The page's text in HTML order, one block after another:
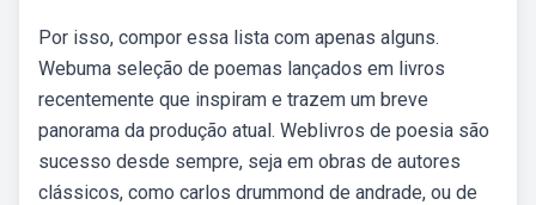
Por isso, compor essa lista com apenas alguns.
Webuma seleção de poemas lançados em livros
recentemente que inspiram e trazem um breve
panorama da produção atual. Weblivros de poesia são
sucesso desde sempre, seja em obras de autores
clássicos, como carlos drummond de andrade, ou de